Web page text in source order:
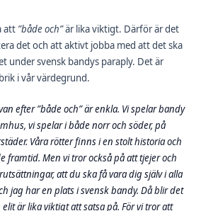
att ”både och”är lika viktigt. Därför är det
det och att aktivt jobba med att det ska
under svensk bandys paraply. Det är
i vår värdegrund.
efter ”både och” är enkla. Vi spelar bandy
vi spelar i både norr och söder, på
Våra rötter finns i en stolt historia och
framtid. Men vi tror också på att tjejer och
att du ska få vara dig själv i alla
jag har en plats isvensk bandy. Då blir det
är lika viktigt att satsa på. För vi tror att